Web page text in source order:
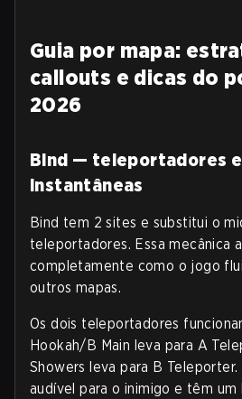
Guia por mapa:
callouts e dicas do
2026
Bind — teleportadores
instantâneas
Bind tem 2 sites e substitui o
teleportadores. Essa mecânica
completamente como o jogo
outros mapas.
Os dois teleportadores
Hookah/B Main leva para A
Showers leva para B Teleporter.
audível para o inimigo e têm